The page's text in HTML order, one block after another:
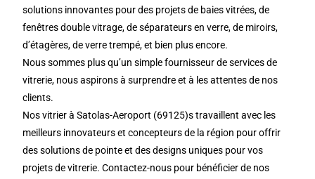
solutions innovantes pour des projets de baies vitrées, de
fenêtres double vitrage, de séparateurs en verre, de miroirs,
d’étagères, de verre trempé, et bien plus encore.
Nous sommes plus qu’un simple fournisseur de services de
vitrerie, nous aspirons à surprendre et à les attentes de nos
clients.
Nos vitrier à Satolas-Aeroport (69125)s travaillent avec les
meilleurs innovateurs et concepteurs de la région pour offrir
des solutions de pointe et des designs uniques pour vos
projets de vitrerie. Contactez-nous pour bénéficier de nos